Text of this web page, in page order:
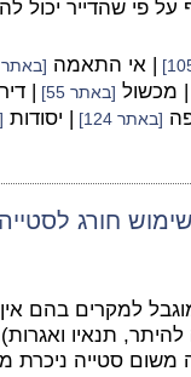
פי שהדייר יכול
| אי התאמה [באתר 160]
| מכשול [באתר 55] |
[באתר 124] | יסודות
חורג
למקרים בהם
תנאיו